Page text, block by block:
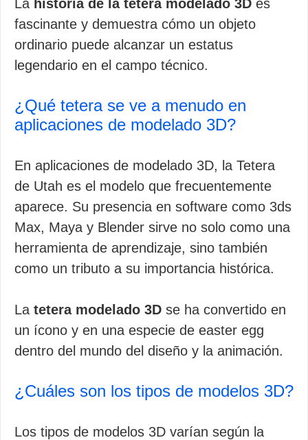
La historia de la tetera modelado 3D es
fascinante y demuestra cómo un objeto
ordinario puede alcanzar un estatus
legendario en el campo técnico.
¿Qué tetera se ve a menudo en
aplicaciones de modelado 3D?
En aplicaciones de modelado 3D, la Tetera
de Utah es el modelo que frecuentemente
aparece. Su presencia en software como 3ds
Max, Maya y Blender sirve no solo como una
herramienta de aprendizaje, sino también
como un tributo a su importancia histórica.
La tetera modelado 3D se ha convertido en
un ícono y en una especie de easter egg
dentro del mundo del diseño y la animación.
¿Cuáles son los tipos de modelos 3D?
Los tipos de modelos 3D varían según la